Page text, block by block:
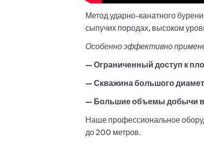
Метод ударно-канатного
сыпучих породах, высоком
Особенно эффективно
— Ограниченный доступ к
— Скважина большого
— Большие объемы добычи
Наше профессиональное
до 200 метров.